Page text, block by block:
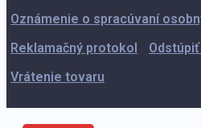
Oznámenie o spracúvaní
Reklamačný protokol
Vrátenie tovaru